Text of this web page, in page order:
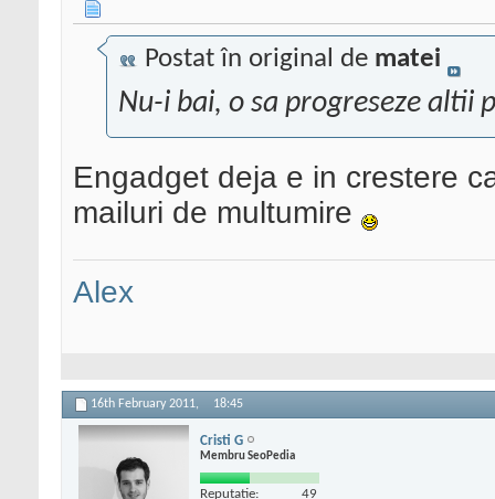
Postat în original de matei
Nu-i bai, o sa progreseze altii
Engadget deja e in crestere
mailuri de multumire
Alex
16th February 2011, 18:45
Cristi G
Membru SeoPedia
Reputatie: 49